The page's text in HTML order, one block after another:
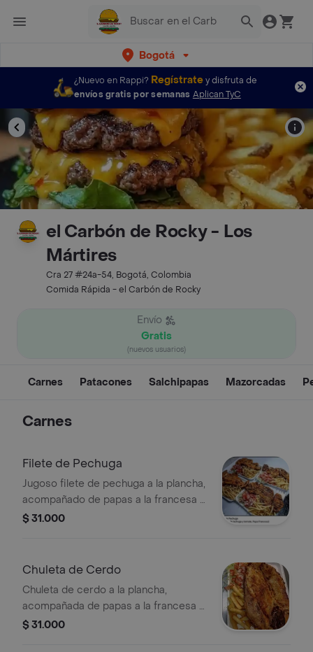
Bogotá
¿Nuevo en Rappi? Regístratey disfruta de
envíos gratis por semanas Aplican TyC
el Carbón de Rocky - Los
Mártires
Cra 27 #24a-54, Bogotá, Colombia
Comida Rápida - el Carbón de Rocky
Envío
Gratis
(nuevos usuarios)
Carnes Patacones Salchipapas Mazorcadas
Carnes
Filete de Pechuga
Jugoso filete de pechuga a la plancha,
acompañado de papas a la francesa y
ensalada fresca de lechuga y tomate.
$ 31.000
Chuleta de Cerdo
Chuleta de cerdo a la plancha,
acompañada de papas a la francesa y
ensalada de lechuga y tomate.
$ 31.000